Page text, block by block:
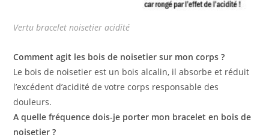
Vertu bracelet noisetier acidité
Comment agit les bois de noisetier sur mon corps ?
Le bois de noisetier est un bois alcalin, il absorbe et réduit
l’excédent d’acidité de votre corps responsable des
douleurs.
A quelle fréquence dois-je porter mon bracelet en bois de
noisetier ?